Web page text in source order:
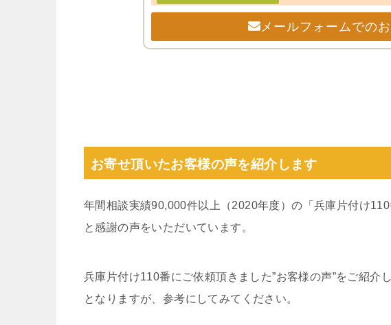
メールフォームでの
お寄せ頂いたお客様の声を紹介します
年間相談実績90,000件以上（2020年度）の「兵庫片付け
と感謝の声をいただいています。
兵庫片付け110番にご依頼頂きました”お客様の声”をご紹介
となりますが、参考にしてみてください。